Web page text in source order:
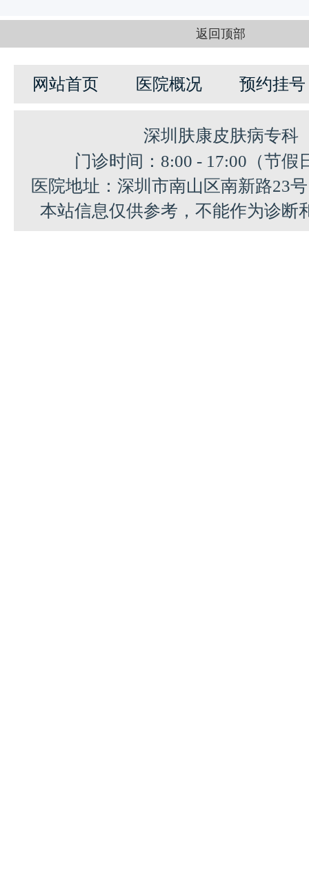
返回顶部
网站首页 医院概况 预约挂号
深圳肤康皮肤病专科
门诊时间：8:00 - 17:00（节假
医院地址：深圳市南山区南新路23
本站信息仅供参考，不能作为诊断